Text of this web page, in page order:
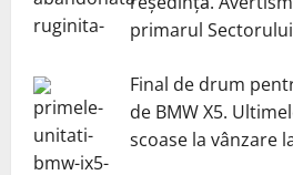
primarul
Final de drum
de BMW X5.
scoase la vânzare